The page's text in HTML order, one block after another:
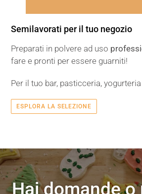
Semilavorati per il tuo negozio
Preparati in polvere ad uso
fare e pronti per essere guarniti!
Per il tuo bar, pasticceria,
ESPLORA LA SELEZIONE
Hai domande o